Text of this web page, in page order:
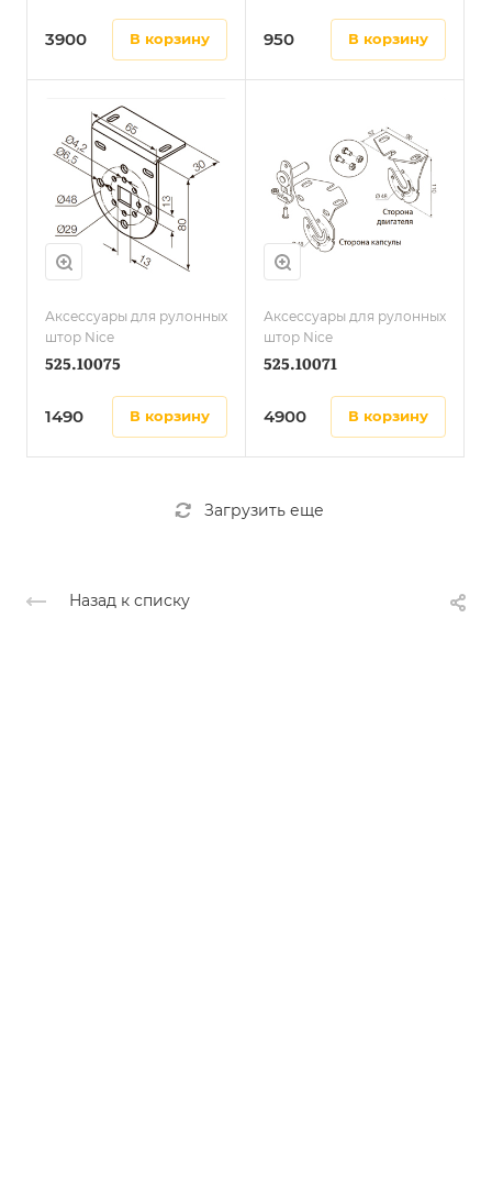
3900 в корзину 950 в корзину
Аксессуары для рулонных
штор Nice
525.10075
1490 в корзину
Аксессуары для рулонных
штор Nice
525.10071
4900 в корзину
Загрузить еще
Назад к списку